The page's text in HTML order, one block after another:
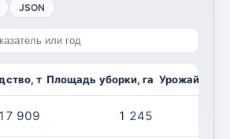
JSON
т Площадь уборки, га
17 909 1 245